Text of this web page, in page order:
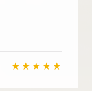
★★★★★